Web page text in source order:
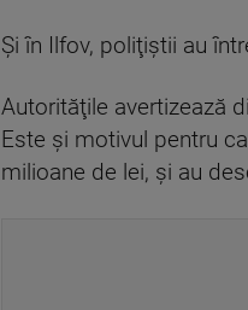
Şi în Ilfov, poliţiştii au
Autorităţile avertizează
Este şi motivul pentru
milioane de lei, şi au